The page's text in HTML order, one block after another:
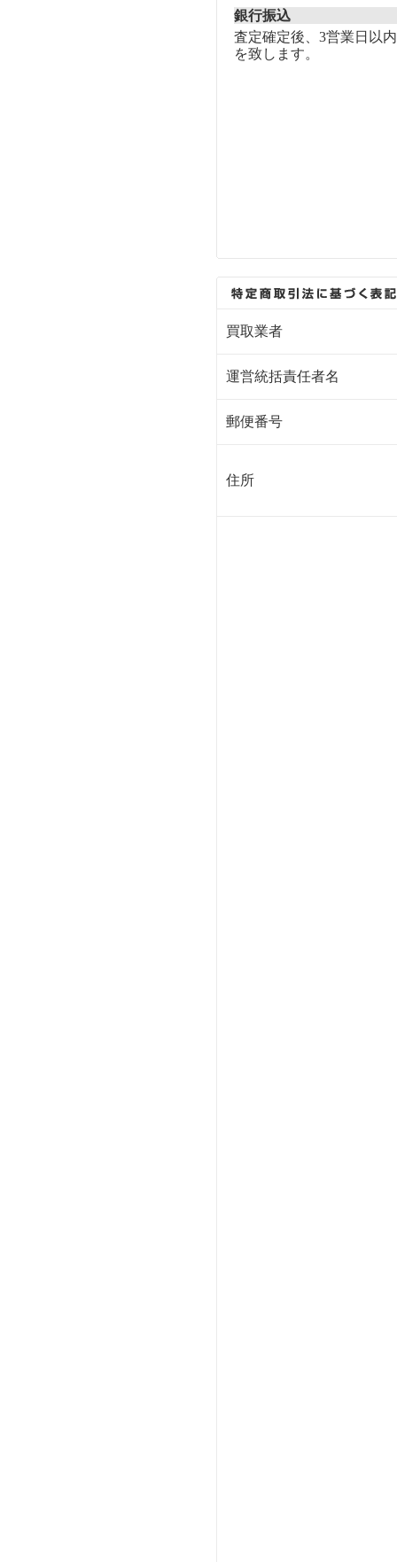
銀行振込
査定確定後、3営業日以
を致します。
買取業者
運営統括責任者名
郵便番号
住所